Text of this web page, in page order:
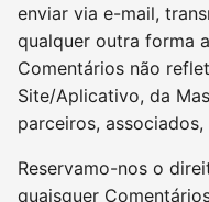
enviar via e-mail,
qualquer outra forma
Comentários não
Site/Aplicativo, da
parceiros,
Reservamo-nos o
quaisquer